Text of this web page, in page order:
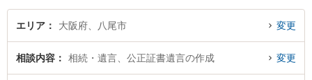
の細かな分野での絞り込み検索もでき便利です。特に河原綜合法律事務所の河
原 秀樹弁護士やはなぞの綜合法律事務所 八尾オフィスの瀬河 良太弁護士、パ
成のトラブルを今すぐに弁護士に相談したい』『公正証書遺言の作成のトラブ
ル解決の実績豊富な近くの弁護士を検索したい』『初回相談無料で公正証書遺
エリア 大阪府、八尾市 変更
相談内容 相続・遺言、公正証書遺言の作成 変更